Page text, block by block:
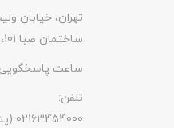
حافظه رم (Ram)
جانبی
تهران، خیابان
ساختمان صبا 101، طبقه 8، واحد 36
ساعت پاسخگویی: شنبه تا
تلفن:
(پشتیبانی بله، ایتا و روبیکا 09039801402) 02163454000